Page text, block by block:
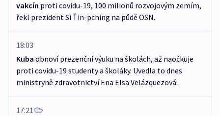
vakcín proti covidu-19, 100 milionů rozvojovým zemím,
řekl prezident Si Ťin-pching na půdě OSN.
18:03
Kuba obnoví prezenční výuku na školách, až naočkuje
proti covidu-19 studenty a školáky. Uvedla to dnes
ministryně zdravotnictví Ena Elsa Velázquezová.
17:21